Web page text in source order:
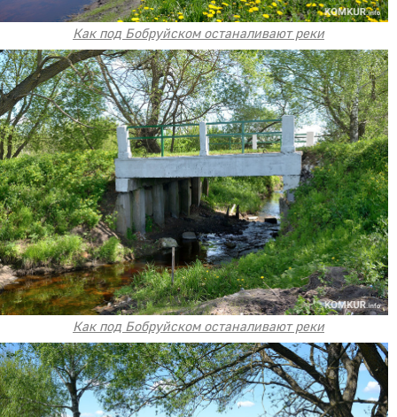
Как под Бобруйском останаливают реки
Как под Бобруйском останаливают реки